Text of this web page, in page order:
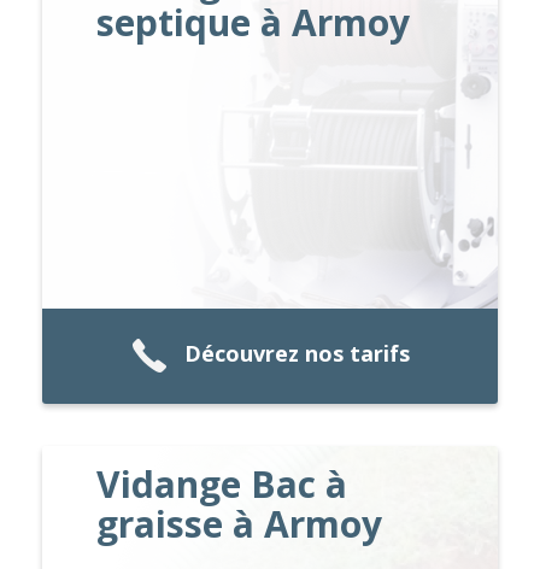
septique à Armoy
Découvrez nos tarifs
Vidange Bac à
graisse à Armoy